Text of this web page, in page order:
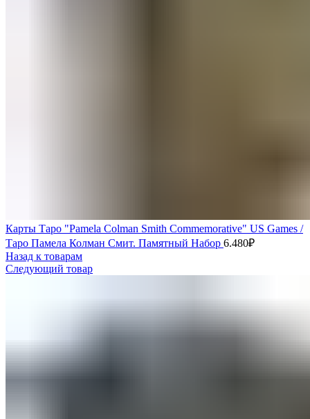
Карты Таро "Pamela Colman Smith Commemorative" US Games /
Таро Памела Колман Смит. Памятный Набор 6.480₽
Назад к товарам
Следующий товар